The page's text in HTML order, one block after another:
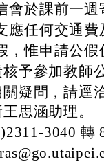
會於課前一週
應任何交通費
，惟申請公假
予參加教師
疑問，請逕
思涵助理。
3040 轉